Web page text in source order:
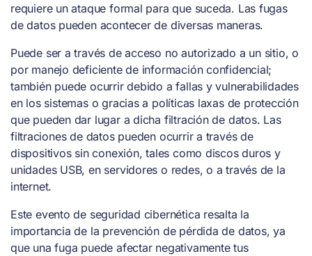
requiere un ataque formal para que suceda. Las fugas
de datos pueden acontecer de diversas maneras.
Puede ser a través de acceso no autorizado a un sitio, o
por manejo deficiente de información confidencial;
también puede ocurrir debido a fallas y vulnerabilidades
en los sistemas o gracias a políticas laxas de protección
que pueden dar lugar a dicha filtración de datos. Las
filtraciones de datos pueden ocurrir a través de
dispositivos sin conexión, tales como discos duros y
unidades USB, en servidores o redes, o a través de la
internet.
Este evento de seguridad cibernética resalta la
importancia de la prevención de pérdida de datos, ya
que una fuga puede afectar negativamente tus